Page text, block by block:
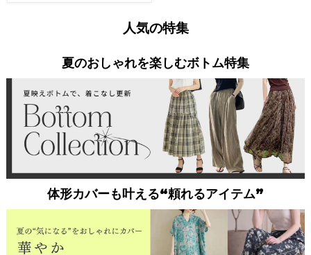
人気の特集
夏のおしゃれを楽しむボトム特集
体形カバーも叶える“頼れるアイテム”